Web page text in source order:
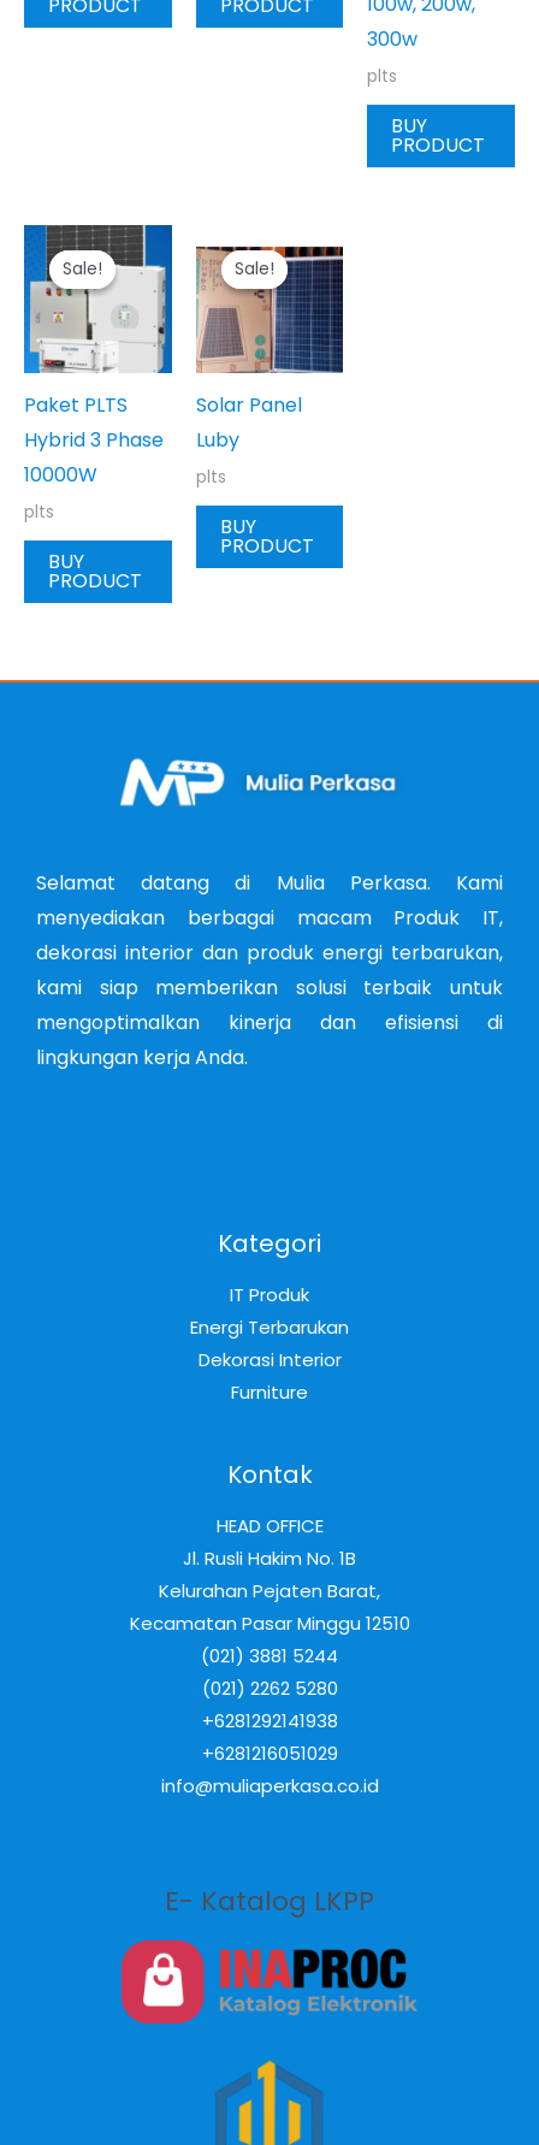
300w
plts
BUY
PRODUCT
Sale!
Sale!
Paket PLTS
Hybrid 3 Phase
10000W
plts
BUY
PRODUCT
Sale!
Sale!
Solar Panel
Luby
plts
BUY
PRODUCT
Selamat datang di Mulia Perkasa. Kami
menyediakan berbagai macam Produk IT,
dekorasi interior dan produk energi terbarukan,
kami siap memberikan solusi terbaik untuk
mengoptimalkan kinerja dan efisiensi di
lingkungan kerja Anda.
Kategori
IT Produk
Energi Terbarukan
Dekorasi Interior
Furniture
Kontak
HEAD OFFICE
Jl. Rusli Hakim No. 1B
Kelurahan Pejaten Barat,
Kecamatan Pasar Minggu 12510
(021) 3881 5244
(021) 2262 5280
+6281292141938
+6281216051029
info@muliaperkasa.co.id
E- Katalog LKPP